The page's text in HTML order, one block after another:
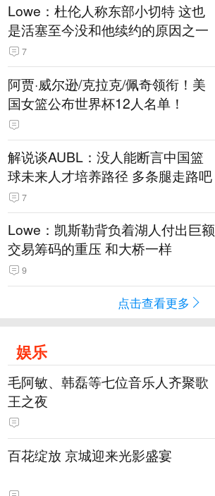
Lowe：杜伦人称东部小切特 这也
是活塞至今没和他续约的原因之一
7
阿贾·威尔逊/克拉克/佩奇领衔！美
国女篮公布世界杯12人名单！
解说谈AUBL：没人能断言中国篮
球未来人才培养路径 多条腿走路吧
7
Lowe：凯斯勒背负着湖人付出巨额
交易筹码的重压 和大桥一样
9
点击查看更多
娱乐
毛阿敏、韩磊等七位音乐人齐聚歌
王之夜
百花绽放 京城迎来光影盛宴